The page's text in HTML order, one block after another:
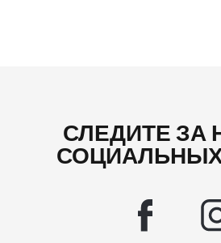
СЛЕДИТЕ ЗА